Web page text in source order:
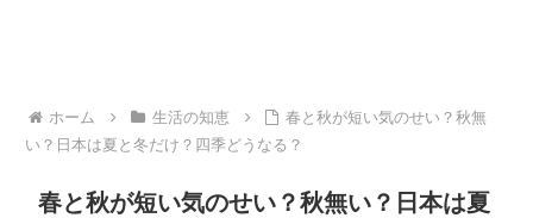
ホーム 生活の知恵
春と秋が短い気のせい？秋無
い？日本は夏と冬だけ？四季どうなる？
春と秋が短い気のせい？秋無い？日本は夏